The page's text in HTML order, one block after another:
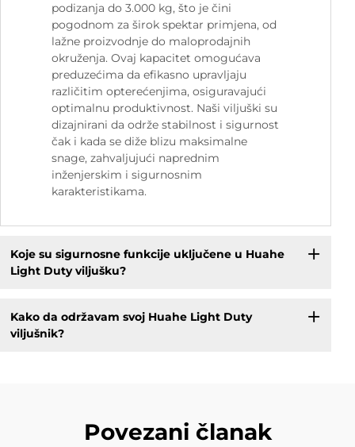
podizanja do 3.000 kg, što je čini
pogodnom za širok spektar primjena, od
lažne proizvodnje do maloprodajnih
okruženja. Ovaj kapacitet omogućava
preduzećima da efikasno upravljaju
različitim opterećenjima, osiguravajući
optimalnu produktivnost. Naši viljuški su
dizajnirani da održe stabilnost i sigurnost
čak i kada se diže blizu maksimalne
snage, zahvaljujući naprednim
inženjerskim i sigurnosnim
karakteristikama.
Koje su sigurnosne funkcije uključene u Huahe
Light Duty viljušku?
Kako da održavam svoj Huahe Light Duty
viljušnik?
Povezani članak